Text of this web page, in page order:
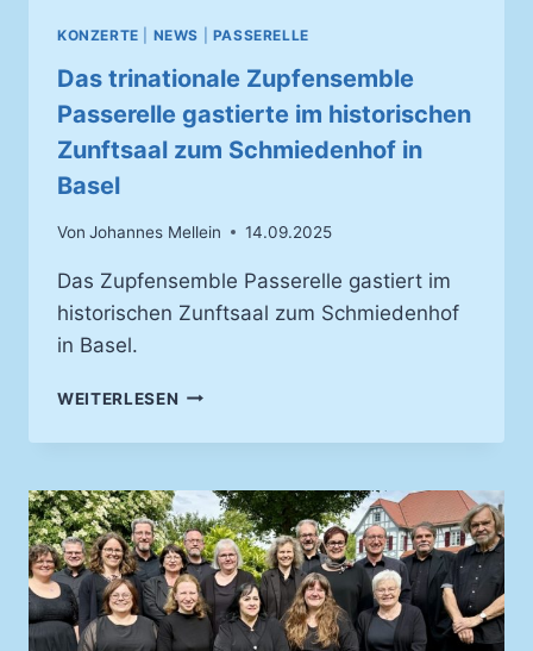
KONZERTE NEWS PASSERELLE
Das trinationale Zupfensemble
Passerelle gastierte im historischen
Zunftsaal zum Schmiedenhof in
Basel
Von Johannes Mellein 14.09.2025
Das Zupfensemble Passerelle gastiert im
historischen Zunftsaal zum Schmiedenhof
in Basel.
WEITERLESEN DAS
ZUPFENSEMBLE
GASTIERTE
IM
HISTORISCHEN
ZUNFTSAAL
ZUM
SCHMIEDENHOF